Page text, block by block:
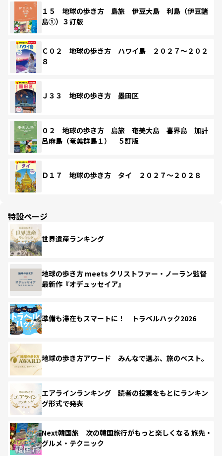
１５ 地球の歩き方 島旅 伊豆大島 利島（伊豆諸
島①）３訂版
Ｃ０２ 地球の歩き方 ハワイ島 ２０２７～２０２
８
Ｊ３３ 地球の歩き方 墨田区
０２ 地球の歩き方 島旅 奄美大島 喜界島 加計
呂麻島（奄美群島１） ５訂版
Ｄ１７ 地球の歩き方 タイ ２０２７～２０２８
特設ページ
世界遺産ランキング
地球の歩き方 meets クリストファー・ノーラン監督
最新作『オデュッセイア』
準備も滞在もスマートに！ トラベルハック2026
地球の歩き方アワード みんなで選ぶ、旅のベスト。
エアラインランキング 読者の投票をもとにランキン
グ形式で発表
Next韓国旅 次の韓国旅行がもっと楽しくなる 旅先・
グルメ・テクニック